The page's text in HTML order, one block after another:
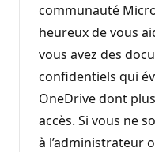
communauté
heureux de vous
vous avez des
confidentiels qui
OneDrive dont
accès. Si vous ne
à l’administrateur